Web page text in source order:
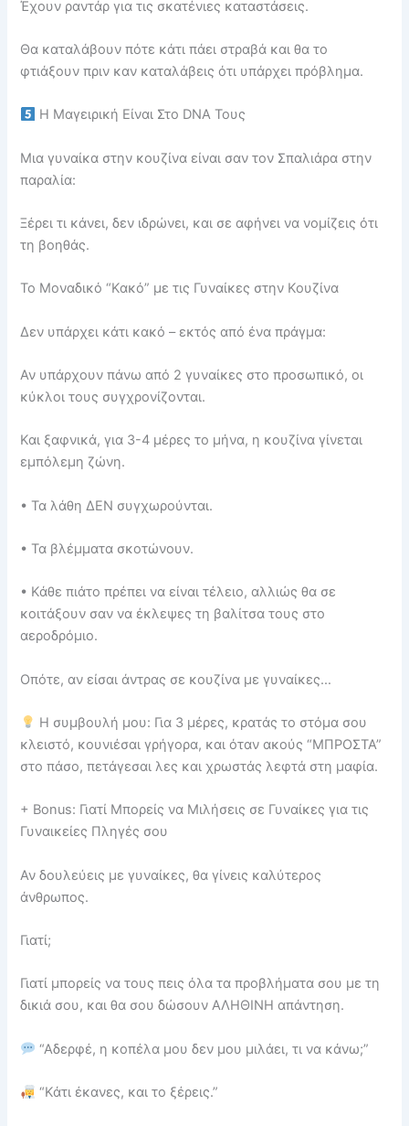
Έχουν ραντάρ για τις σκατένιες καταστάσεις.
Θα καταλάβουν πότε κάτι πάει στραβά και θα το
φτιάξουν πριν καν καταλάβεις ότι υπάρχει πρόβλημα.
Η Μαγειρική Είναι Στο DNA Τους
Μια γυναίκα στην κουζίνα είναι σαν τον Σπαλιάρα στην
παραλία:
Ξέρει τι κάνει, δεν ιδρώνει, και σε αφήνει να νομίζεις ότι
τη βοηθάς.
Το Μοναδικό “Κακό” με τις Γυναίκες στην Κουζίνα
Δεν υπάρχει κάτι κακό – εκτός από ένα πράγμα:
Αν υπάρχουν πάνω από 2 γυναίκες στο προσωπικό, οι
κύκλοι τους συγχρονίζονται.
Και ξαφνικά, για 3-4 μέρες το μήνα, η κουζίνα γίνεται
εμπόλεμη ζώνη.
• Τα λάθη ΔΕΝ συγχωρούνται.
• Τα βλέμματα σκοτώνουν.
• Κάθε πιάτο πρέπει να είναι τέλειο, αλλιώς θα σε
κοιτάξουν σαν να έκλεψες τη βαλίτσα τους στο
αεροδρόμιο.
Οπότε, αν είσαι άντρας σε κουζίνα με γυναίκες…
Η συμβουλή μου: Για 3 μέρες, κρατάς το στόμα σου
κλειστό, κουνιέσαι γρήγορα, και όταν ακούς “ΜΠΡΟΣΤΑ”
στο πάσο, πετάγεσαι λες και χρωστάς λεφτά στη μαφία.
+ Bonus: Γιατί Μπορείς να Μιλήσεις σε Γυναίκες για τις
Γυναικείες Πληγές σου
Αν δουλεύεις με γυναίκες, θα γίνεις καλύτερος
άνθρωπος.
Γιατί;
Γιατί μπορείς να τους πεις όλα τα προβλήματα σου με τη
δικιά σου, και θα σου δώσουν ΑΛΗΘΙΝΗ απάντηση.
“Αδερφέ, η κοπέλα μου δεν μου μιλάει, τι να κάνω;”
“Κάτι έκανες, και το ξέρεις.”